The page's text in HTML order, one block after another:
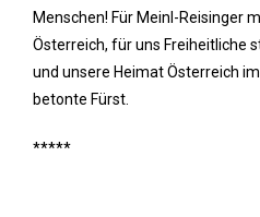
Menschen! Für Meinl-Reisinger
Österreich, für uns Freiheitliche
und unsere Heimat Österreich
betonte Fürst.
*****